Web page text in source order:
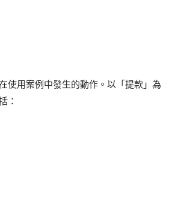
使用案例中發生的動作。以「提款」為
：